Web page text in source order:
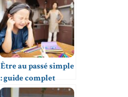
Être au passé simple
: guide complet